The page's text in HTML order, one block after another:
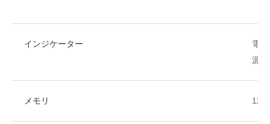
インジケーター
電
源/
メモリ